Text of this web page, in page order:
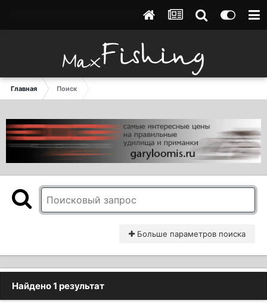
Главная Поиск
Больше параметров поиска
Найдено 1 результат